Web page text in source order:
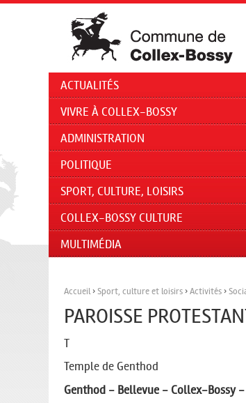
ACTUALITÉS
VIVRE À COLLEX-BOSSY
ADMINISTRATION
POLITIQUE
SPORT, CULTURE, LOISIRS
COLLEX-BOSSY CULTURE
MULTIMÉDIA
Accueil ›Sport, culture et loisirs ›Activités ›
PAROISSE
T
Temple de Genthod
Genthod - Bellevue - Collex-Bossy